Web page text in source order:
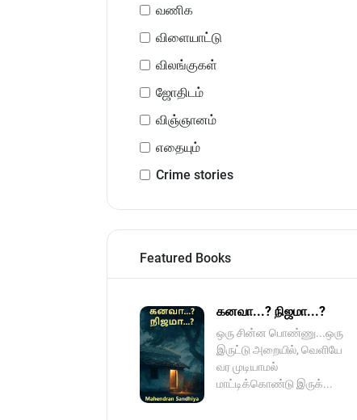
வணிக
விளையாட்டு
விலங்குகள்
ஜோதிடம்
விஞ்ஞானம்
எதையும்
Crime stories
Featured Books
கனவா...? நிஜமா...?
ஒரு சின்ன பொண்ணு...ஒரு
இருட்டு அறையில், வெளியே
வர முடியாமல்
மாட்டிக்கொண்டு இருக்...